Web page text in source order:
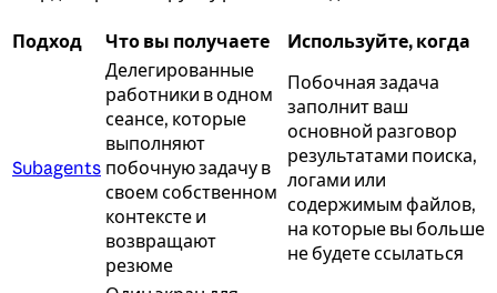
Подход Что вы получаете Используйте, когда
Subagents
Делегированные
работники в одном
сеансе, которые
выполняют
побочную задачу в
своем собственном
контексте и
возвращают
резюме
Побочная задача
заполнит ваш
основной разговор
результатами поиска,
логами или
содержимым файлов,
на которые вы больше
не будете ссылаться